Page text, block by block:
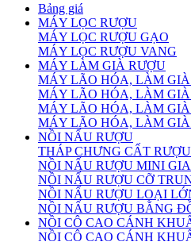
Bảng giá
MÁY LỌC RƯỢU
MÁY LỌC RƯỢU GẠO
MÁY LỌC RƯỢU VANG
MÁY LÀM GIÀ RƯỢU
MÁY LÃO HÓA, LÀM GIÀ
MÁY LÃO HÓA, LÀM GIÀ
MÁY LÃO HÓA, LÀM GIÀ
MÁY LÃO HÓA, LÀM GIÀ
NỒI NẤU RƯỢU
THÁP CHƯNG CẤT RƯỢU
NỒI NẤU RƯỢU MINI
NỒI NẤU RƯỢU CỠ
NỒI NẤU RƯỢU LOẠI
NỒI NẤU RƯỢU BẰNG
NỒI CÔ CAO CÁNH
NỒI CÔ CAO CÁNH